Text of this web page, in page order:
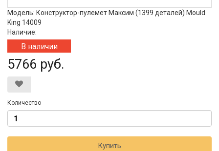
Модель: Конструктор-пулемет Максим (1399 деталей) Mould
King 14009
Наличие:
В наличии
5766 руб.
Количество
Купить